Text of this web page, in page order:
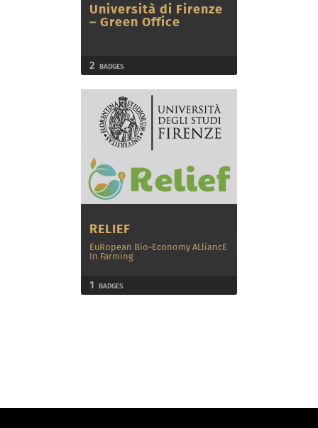
Università di Firenze
– Green Office
2 BADGES
RELIEF
EuRopean Bio-Economy ALliancE
In Farming
1 BADGES